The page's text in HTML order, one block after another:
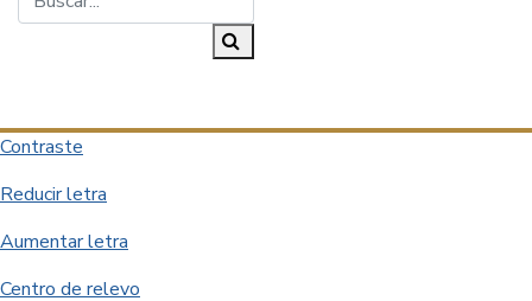
Contraste
Reducir letra
Aumentar letra
Centro de relevo